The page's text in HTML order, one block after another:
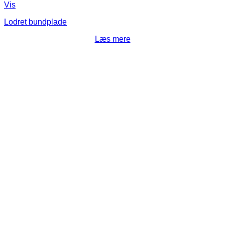
Vis
Lodret bundplade
Læs mere